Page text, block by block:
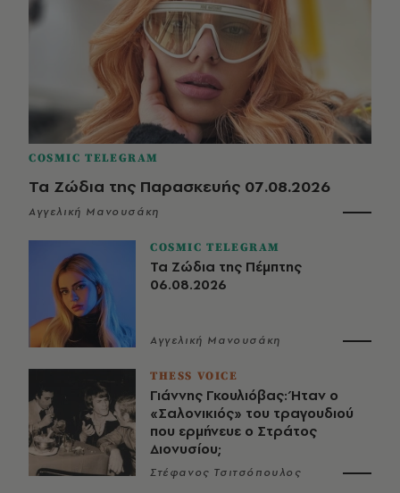
COSMIC TELEGRAM
Τα Ζώδια της Παρασκευής 07.08.2026
Αγγελική Μανουσάκη
COSMIC TELEGRAM
Τα Ζώδια της Πέμπτης
06.08.2026
Αγγελική Μανουσάκη
THESS VOICE
Γιάννης Γκουλιόβας: Ήταν ο
«Σαλονικιός» του τραγουδιού
που ερμήνευε ο Στράτος
Διονυσίου;
Στέφανος Τσιτσόπουλος